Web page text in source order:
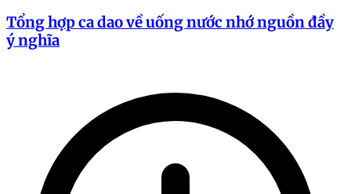
Tổng hợp ca dao về uống nước nhớ nguồn đầy
ý nghĩa